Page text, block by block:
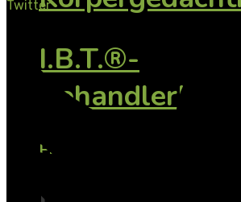
I.B.T.®-
BehandlerInnen
EMDR
Twitter